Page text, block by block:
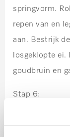
springvorm.
repen van en
aan. Bestrijk
losgeklopte
goudbruin en
Stap 6:
Snijd de
serveer de